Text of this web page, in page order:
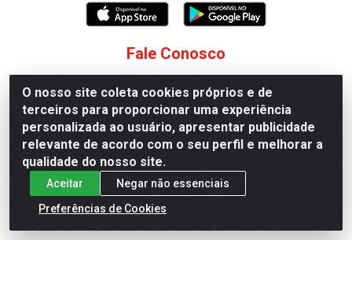
O nosso site coleta cookies próprios e de
terceiros para proporcionar uma experiência
personalizada ao usuário, apresentar publicidade
relevante de acordo com o seu perfil e melhorar a
qualidade do nosso site.
Aceitar
Negar não essenciais
Preferências de Cookies
Fale Conosco
(75) 99188-6431
(75) 99118-9228
sac@jscosmeticos.com.br
Redes Sociais
Instagram